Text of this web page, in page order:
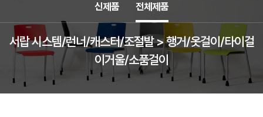
서랍 시스템/런너/캐스터/조절발 > 행거/옷걸이/타이걸
이거울/소품걸이
신제품 전체제품